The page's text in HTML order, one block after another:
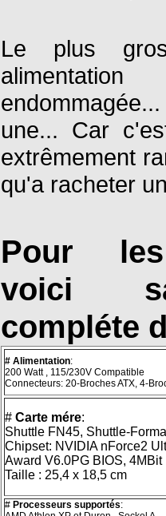
Le plus
une... Car
extrêmement
qu'a racheter
Pour les
voici
compléte
# Alimentation:
200 Watt , 115/230V Compatible
Connecteurs: 20-Broches ATX, 4-
# Carte mére:
Shuttle FN45, Shuttle-
Chipset: NVIDIA nForce2
Award V6.0PG BIOS, 4MBit
Taille : 25,4 x 18,5 cm
# Processeurs supportés: